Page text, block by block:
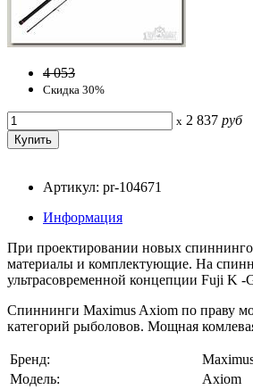
4 053
Скидка 30%
x 2 837 руб
Артикул: pr-104671
Информация
При проектировании новых
материалы и комплектующие. На
ультрасовременной концепции Fuji K
Спиннинги Maximus Axiom по праву
категорий рыболовов. Мощная
Бренд:
Модель:
Axiom